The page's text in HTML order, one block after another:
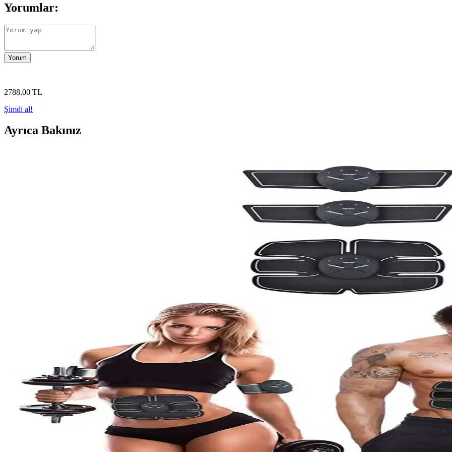
Yorumlar:
Yorum
2788.00 TL
Şimdi al!
Ayrıca Bakınız
Relax Fit Premium 4D 7 Kombinasyonlu Vibration Plate, çok fonksiyonlu teknolojisi ve kullanıcı dostu tasarımıyla evde egzersiz ve terapi
Evde Kullanım İçin En İyi Titreşimli Egzersiz ve Masaj Aletleri Karşılaştırması
İki popüler titreşimli egzersiz cihazını karşılaştırıyoruz: Genel Markalar ve Relax Vibro. Her biri farklı özellikler sunar, kullanıcı deneyimleri
Titreşimli Egzersiz Aletleri Karşılaştırması: Genel Markalar ve Raiden Pfm02 özellikleri ve kullanım
İki popüler titreşimli egzersiz aletinin özellikleri, avantajları ve kullanıcı yorumlarıyla detaylı karşılaştırması, ihtiyaçlarınıza en uygun olanı
RELAX FİT Slim 2D ve Relax Fit Premium 4D Titreşimli Egzersiz Aletleri Karşılaştırması
Genel Markalar Titreşimli Egzersiz Aleti: Çok Yönlü ve Sessiz Spor Ekipmanı
Kullanıcı dostu, sessiz ve güçlü titreşimleriyle tüm vücut egzersizi, masaj ve rahatlama sağlayan bu cihaz, evde sağlıklı yaşamı destekler,
Yüksek Titreşimli Kondisyon Aletleri Karşılaştırması: Kochler ve Raiden Modelleri
İki yüksek titreşimli kondisyon aletini detaylı karşılaştırıyoruz. Kochler ve Raiden modellerinin özellikleri, kullanıcı yorumları ve kullanım
TeknoGerman Classic Model: Yüksek Titreşimli Zayıflama ve Egzersiz Cihazı Özellikleri ve Kullanım
TeknoGerman Classic Model, yüksek titreşim teknolojisiyle evde zayıflama, kas güçlendirme ve selülit azaltmada etkili, sessiz ve kullanışlı
İman Noble ve TeknoGerman Fitness Cihazları Karşılaştırması ve Kullanıcı Yorumları